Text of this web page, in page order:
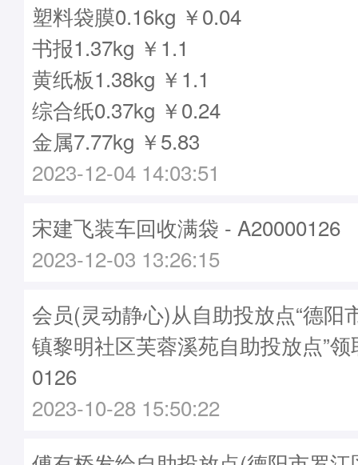
塑料袋膜0.16kg ￥0.04
书报1.37kg ￥1.1
黄纸板1.38kg ￥1.1
综合纸0.37kg ￥0.24
金属7.77kg ￥5.83
2023-12-04 14:03:51
宋建飞装车回收满袋 - A20000126
2023-12-03 13:26:15
会员(灵动静心)从自助投放点“德阳
镇黎明社区芙蓉溪苑自助投放点”
0126
2023-10-28 15:50:22